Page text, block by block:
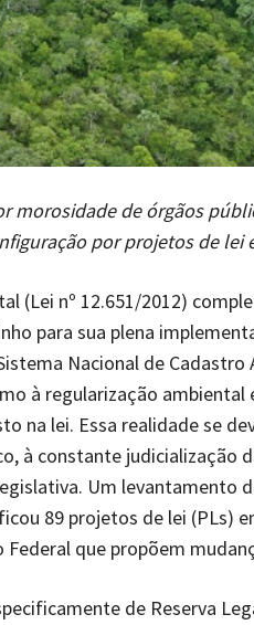
morosidade de órgãos
por projetos de lei
(Lei nº 12.651/2012)
para sua plena
Nacional de Cadastro
à regularização ambiental
na lei. Essa realidade se
à constante judicialização
Um levantamento
89 projetos de lei (PLs)
que propõem
de Reserva